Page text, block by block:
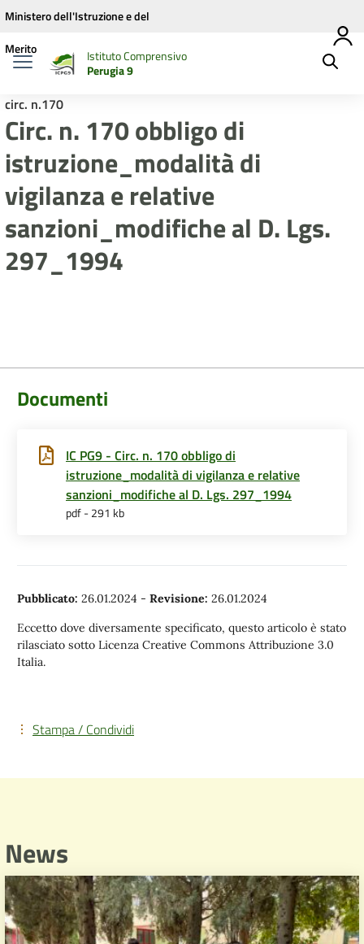
Vai ai contenuti
Vai al menu di navigazione
Vai al footer
Ministero dell'Istruzione e del
Merito
Istituto Comprensivo
Perugia 9
circ. n.170
Circ. n. 170 obbligo di
istruzione_modalità di
vigilanza e relative
sanzioni_modifiche al D. Lgs.
297_1994
Documenti
IC PG9 - Circ. n. 170 obbligo di
istruzione_modalità di vigilanza e relative
sanzioni_modifiche al D. Lgs. 297_1994
pdf - 291 kb
Pubblicato: 26.01.2024 - Revisione: 26.01.2024
Eccetto dove diversamente specificato, questo articolo è stato
rilasciato sotto Licenza Creative Commons Attribuzione 3.0
Italia.
Stampa / Condividi
News